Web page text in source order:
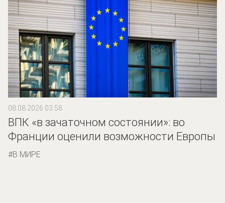
08.08.2026 03:58
ВПК «в зачаточном состоянии»: во
Франции оценили возможности Европы
В МИРЕ